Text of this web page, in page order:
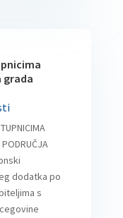
grada
dodatka po
s